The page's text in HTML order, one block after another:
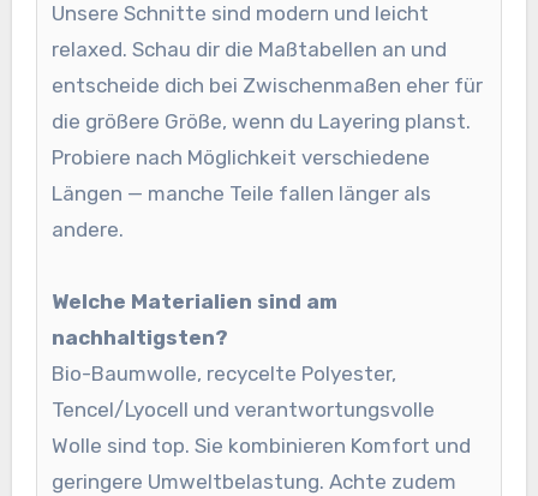
Unsere Schnitte sind modern und leicht
relaxed. Schau dir die Maßtabellen an und
entscheide dich bei Zwischenmaßen eher für
die größere Größe, wenn du Layering planst.
Probiere nach Möglichkeit verschiedene
Längen — manche Teile fallen länger als
andere.
Welche Materialien sind am
nachhaltigsten?
Bio-Baumwolle, recycelte Polyester,
Tencel/Lyocell und verantwortungsvolle
Wolle sind top. Sie kombinieren Komfort und
geringere Umweltbelastung. Achte zudem